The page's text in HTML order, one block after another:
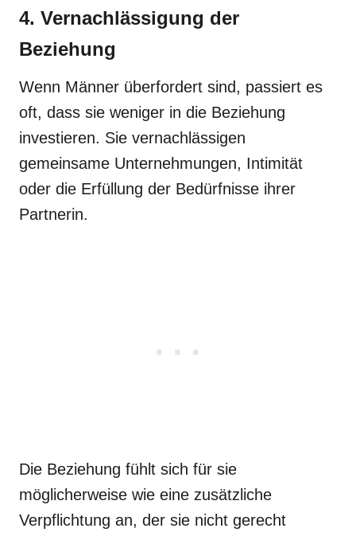
4. Vernachlässigung der
Beziehung
Wenn Männer überfordert sind, passiert es
oft, dass sie weniger in die Beziehung
investieren. Sie vernachlässigen
gemeinsame Unternehmungen, Intimität
oder die Erfüllung der Bedürfnisse ihrer
Partnerin.
Die Beziehung fühlt sich für sie
möglicherweise wie eine zusätzliche
Verpflichtung an, der sie nicht gerecht